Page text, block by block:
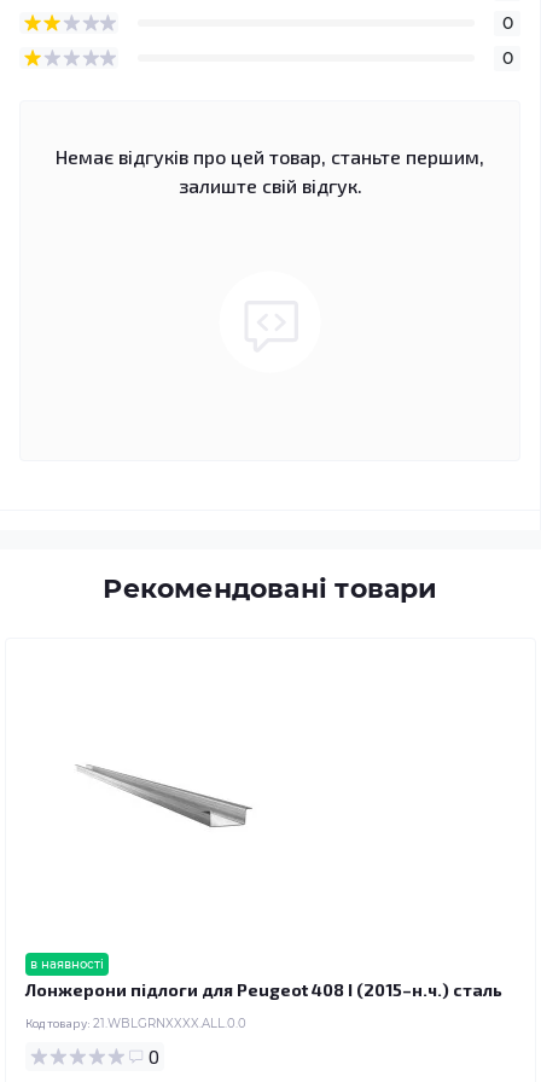
0
0
Немає відгуків про цей товар, станьте першим,
залиште свій відгук.
Рекомендовані товари
в наявності
Лонжерони підлоги для Peugeot 408 I (2015–н.ч.) сталь
Код товару: 21.WBLGRNXXXX.ALL.0.0
0